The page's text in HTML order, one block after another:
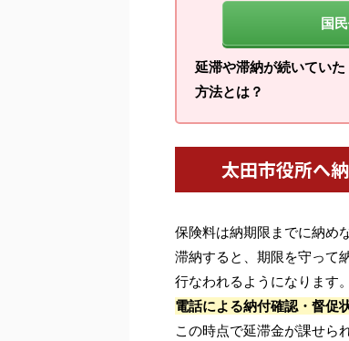
国
延滞や滞納が続いていた
方法とは？
太田市役所へ
保険料は納期限までに納め
滞納すると、期限を守って
行なわれるようになります。
電話による納付確認・督促
この時点で延滞金が課せら